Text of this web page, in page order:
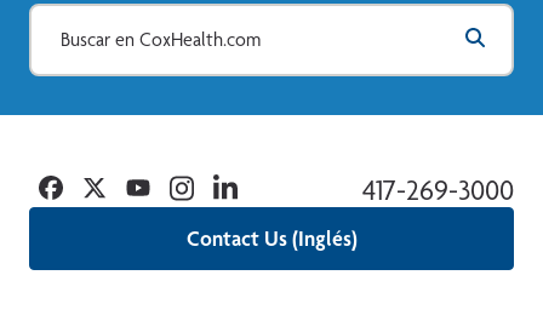
Contact Us (Inglés)
417-269-3000
Facebook
TwitterYouTubeInstagramLinkedin